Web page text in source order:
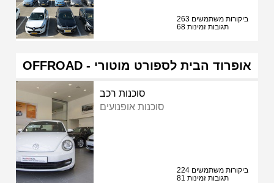
263 ביקורות משתמשים
68 תגובות זמינות
OFFROAD - אופרוד הבית לספורט מוטורי
סוכנות רכב
סוכנות אופנועים
224 ביקורות משתמשים
81 תגובות זמינות